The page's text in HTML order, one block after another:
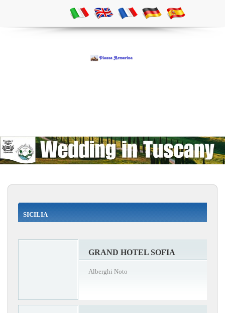
SICILIA
GRAND HOTEL SOFIA
Alberghi Noto